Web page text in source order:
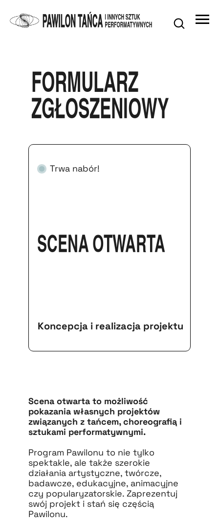
SCENA OTWARTA
formularz
zgłoszeniowy
Koncepcja i realizacja projektu
Scena otwarta to możliwość
pokazania własnych projektów
związanych z tańcem, choreografią i
sztukami performatywnymi.
Program Pawilonu to nie tylko
spektakle, ale także szerokie
działania artystyczne, twórcze,
badawcze, edukacyjne, animacyjne
czy popularyzatorskie. Zaprezentuj
swój projekt i stań się częścią
Pawilonu.
Trwa nabór!